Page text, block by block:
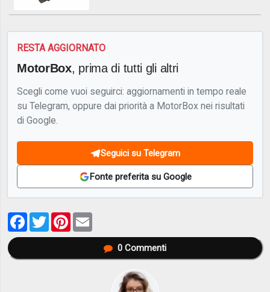
RESTA AGGIORNATO
MotorBox, prima di tutti gli altri
Scegli come vuoi seguirci: aggiornamenti in tempo reale
su Telegram, oppure dai priorità a MotorBox nei risultati
di Google.
Seguici su Telegram
Fonte preferita su Google
Facebook
TwitterPinterest
0Commenti